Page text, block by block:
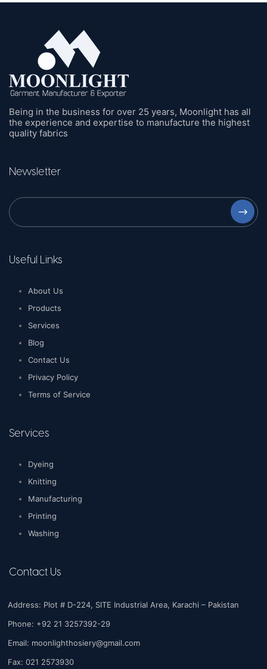
Being in the business for over 25 years, Moonlight has all
the experience and expertise to manufacture the highest
quality fabrics
Newsletter
⟶
Useful Links
About Us
Products
Services
Blog
Contact Us
Privacy Policy
Terms of Service
Services
Dyeing
Knitting
Manufacturing
Printing
Washing
Contact Us
Address: Plot # D-224, SITE Industrial Area, Karachi – Pakistan
Phone: +92 21 3257392-29
Email: moonlighthosiery@gmail.com
Fax: 021 2573930